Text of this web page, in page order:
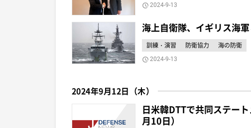
2024-9-13
海上自衛隊、イギリス海
訓練・演習 防衛協力 海の防衛
2024-9-13
2024年9月12日（木）
日米韓DTTで共同ステー
月10日）